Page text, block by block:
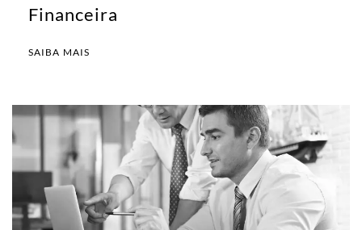
Financeira
SAIBA MAIS